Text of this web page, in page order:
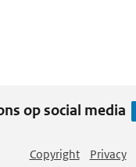
op social media
Copyright Privacy